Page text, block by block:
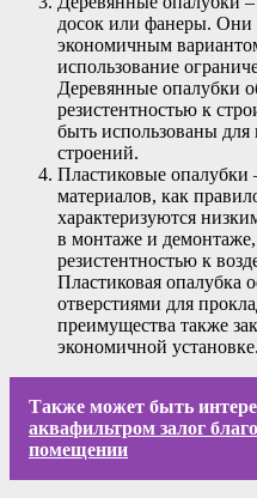
досок или фанеры. Они
экономичным
использование
Деревянные опалубки
резистентностью к
быть использованы
строений.
Пластиковые
материалов, как
характеризуются
в монтаже и
резистентностью к
Пластиковая опалубка
отверстиями для
преимущества также
экономичной установке.
Также может быть
аквафильтром залог
помещении